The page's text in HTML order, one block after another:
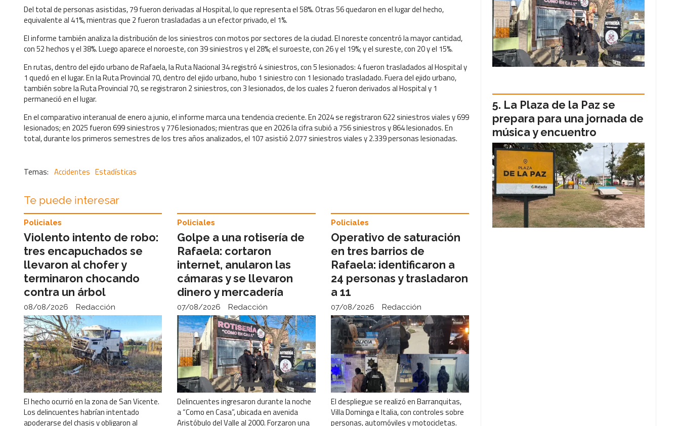
Del total de personas asistidas, 79 fueron derivadas al Hospital, lo que representa el 58%. Otras 56 quedaron en el lugar del hecho,
equivalente al 41%, mientras que 2 fueron trasladadas a un efector privado, el 1%.
El informe también analiza la distribución de los siniestros con motos por sectores de la ciudad. El noreste concentró la mayor cantidad,
con 52 hechos y el 38%. Luego aparece el noroeste, con 39 siniestros y el 28%; el suroeste, con 26 y el 19%; y el sureste, con 20 y el 15%.
En rutas, dentro del ejido urbano de Rafaela, la Ruta Nacional 34 registró 4 siniestros, con 5 lesionados: 4 fueron trasladados al Hospital y
1 quedó en el lugar. En la Ruta Provincial 70, dentro del ejido urbano, hubo 1 siniestro con 1 lesionado trasladado. Fuera del ejido urbano,
también sobre la Ruta Provincial 70, se registraron 2 siniestros, con 3 lesionados, de los cuales 2 fueron derivados al Hospital y 1
permaneció en el lugar.
En el comparativo interanual de enero a junio, el informe marca una tendencia creciente. En 2024 se registraron 622 siniestros viales y 699
lesionados; en 2025 fueron 699 siniestros y 776 lesionados; mientras que en 2026 la cifra subió a 756 siniestros y 864 lesionados. En
total, durante los primeros semestres de los tres años analizados, el 107 asistió 2.077 siniestros viales y 2.339 personas lesionadas.
Accidentes Estadísticas
Te puede interesar
Violento intento de robo:
tres encapuchados se
llevaron al chofer y
terminaron chocando
contra un árbol
Redacción
Policiales
08/08/2026
El hecho ocurrió en la zona de San Vicente.
Los delincuentes habrían intentado
apoderarse del chasis y obligaron al
Golpe a una rotisería de
Rafaela: cortaron
internet, anularon las
cámaras y se llevaron
dinero y mercadería
Redacción
Policiales
07/08/2026
Delincuentes ingresaron durante la noche
a “Como en Casa”, ubicada en avenida
Aristóbulo del Valle al 2000. Forzaron una
Operativo de saturación
en tres barrios de
Rafaela: identificaron a
24 personas y trasladaron
a 11
Redacción
Policiales
07/08/2026
El despliegue se realizó en Barranquitas,
Villa Dominga e Italia, con controles sobre
personas, automóviles y motocicletas.
La Plaza de la Paz se
prepara para una jornada de
música y encuentro